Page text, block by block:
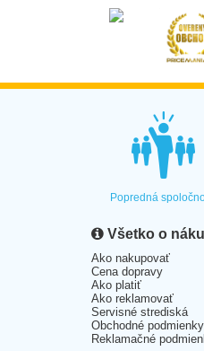
Popredná
Všetko o
Ako nakupovať
Cena dopravy
Ako platiť
Ako reklamovať
Servisné strediská
Obchodné podmienky
Reklamačné